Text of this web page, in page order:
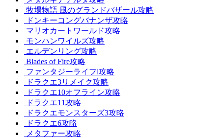
牧場物語 風のグランドバザール攻略
ドンキーコングバナンザ攻略
マリオカートワールド攻略
モンハンワイルズ攻略
エルデンリング攻略
Blades of Fire攻略
ファンタジーライフi攻略
ドラクエ3リメイク攻略
ドラクエ10オフライン攻略
ドラクエ11攻略
ドラクエモンスターズ3攻略
ドラクエ6攻略
メタファー攻略